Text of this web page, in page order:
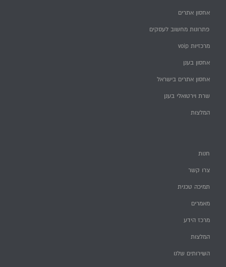
אחסון אתרים
פתרונות מחשוב לעסקים
מרכזיות voip
אחסון בענן
אחסון אתרים בישראל
שרת וירטואלי בענן
המלצות
חנות
צרו קשר
תמיכה טכנית
מאמרים
מרכז הידע
המלצות
השירותים שלנו